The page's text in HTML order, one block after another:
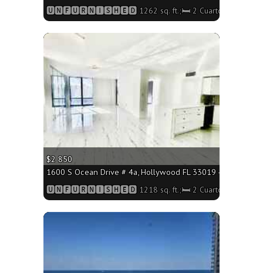
🆄🅽🅵🆄🆁🅽🅸🆂🅷🅴🅳 1262 sq. ft.;🛏 2 Cuartos/🛁2
$2 850
1600 S Ocean Drive # 4a, Hollywood FL 33019 - 1218 sq.
🆄🅽🅵🆄🆁🅽🅸🆂🅷🅴🅳 1218 sq. ft.;🛏 2 Cuartos/🛁2